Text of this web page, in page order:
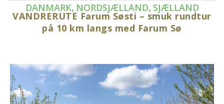
DANMARK, NORDSJÆLLAND, SJÆLLAND
VANDRERUTE Farum Søsti – smuk rundtur
på 10 km langs med Farum Sø